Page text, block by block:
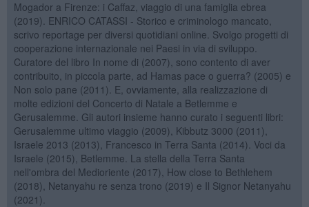
Mogador a Firenze: i Caffaz, viaggio di una famiglia ebrea
(2019). ENRICO CATASSI - Storico e criminologo mancato,
scrivo reportage per diversi quotidiani online. Svolgo progetti di
cooperazione internazionale nei Paesi in via di sviluppo.
Curatore del libro In nome di (2007), sono contento di aver
contribuito, in piccola parte, ad Hamas pace o guerra? (2005) e
Non solo pane (2011). E, ovviamente, alla realizzazione di
molte edizioni del Concerto di Natale a Betlemme e
Gerusalemme. Gli autori insieme hanno curato i seguenti libri:
Gerusalemme ultimo viaggio (2009), Kibbutz 3000 (2011),
Israele 2013 (2013), Francesco in Terra Santa (2014). Voci da
Israele (2015), Betlemme. La stella della Terra Santa
nell'ombra del Medioriente (2017), How close to Bethlehem
(2018), Netanyahu re senza trono (2019) e Il Signor Netanyahu
(2021).